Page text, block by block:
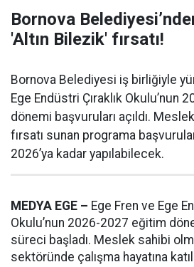
Bornova
'Altın Bilezik' fırsatı!
Bornova Belediyesi iş birliğiyle
Ege Endüstri Çıraklık Okulu’nun
dönemi başvuruları açıldı.
fırsatı sunan programa
2026’ya kadar yapılabilecek.
MEDYA EGE – Ege Fren ve Ege
Okulu’nun 2026-2027 eğitim
süreci başladı. Meslek sahibi
sektöründe çalışma hayatına